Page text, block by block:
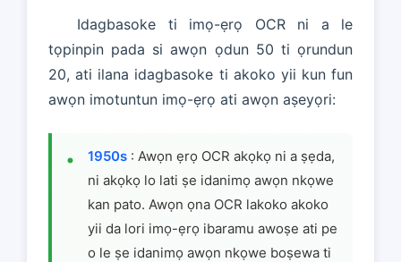
Idagbasoke ti imọ-ẹrọ OCR ni a le
tọpinpin pada si awọn ọdun 50 ti ọrundun
20, ati ilana idagbasoke ti akoko yii kun fun
awọn imotuntun imọ-ẹrọ ati awọn aṣeyọri:
1950s : Awọn ẹrọ OCR akọkọ ni a ṣẹda,
ni akọkọ lo lati ṣe idanimọ awọn nkọwe
kan pato. Awọn ọna OCR lakoko akoko
yii da lori imọ-ẹrọ ibaramu awoṣe ati pe
o le ṣe idanimọ awọn nkọwe boṣewa ti